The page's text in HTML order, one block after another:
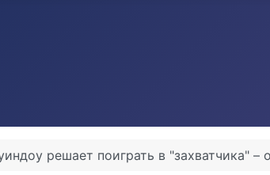
решает поиграть в "захватчика"